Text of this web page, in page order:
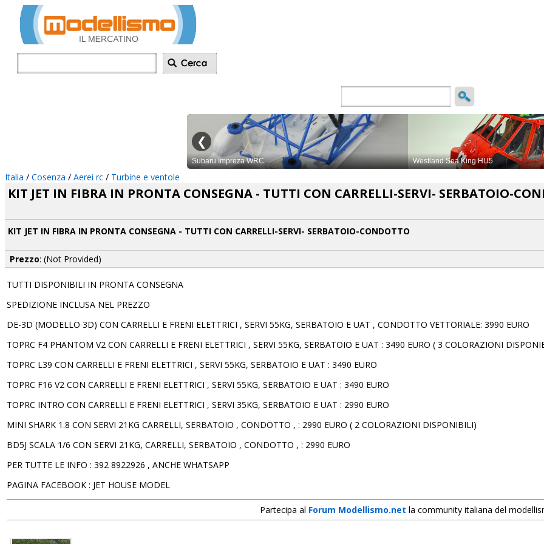
Italia / Cosenza / Aerei rc / Turbine e ventole
KIT JET IN FIBRA IN PRONTA CONSEGNA - TUTTI CON CARRELLI-SERVI- SERBATOIO-
KIT JET IN FIBRA IN PRONTA CONSEGNA - TUTTI CON CARRELLI-SERVI- SERBATOIO-CONDOTTO
Prezzo: (Not Provided)
TUTTI DISPONIBILI IN PRONTA CONSEGNA
SPEDIZIONE INCLUSA NEL PREZZO
DE-3D (MODELLO 3D) CON CARRELLI E FRENI ELETTRICI , SERVI 55KG, SERBATOIO E UAT , CONDOTTO VETTORIALE: 3990 EURO
TOPRC F4 PHANTOM V2 CON CARRELLI E FRENI ELETTRICI , SERVI 55KG, SERBATOIO E UAT : 3490 EURO ( 3 COLORAZIONI
TOPRC L39 CON CARRELLI E FRENI ELETTRICI , SERVI 55KG, SERBATOIO E UAT : 3490 EURO
TOPRC F16 V2 CON CARRELLI E FRENI ELETTRICI , SERVI 55KG, SERBATOIO E UAT : 3490 EURO
TOPRC INTRO CON CARRELLI E FRENI ELETTRICI , SERVI 35KG, SERBATOIO E UAT : 2990 EURO
MINI SHARK 1.8 CON SERVI 21KG CARRELLI, SERBATOIO , CONDOTTO , : 2990 EURO ( 2 COLORAZIONI DISPONIBILI)
BD5J SCALA 1/6 CON SERVI 21KG, CARRELLI, SERBATOIO , CONDOTTO , : 2990 EURO
PER TUTTE LE INFO : 392 8922926 , ANCHE WHATSAPP
PAGINA FACEBOOK : JET HOUSE MODEL
Partecipa al Forum Modellismo.net la community italiana del